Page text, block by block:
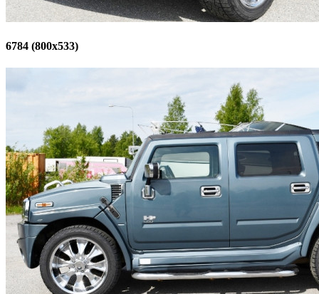
6784 (800x533)